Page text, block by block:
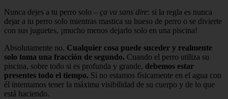
Nunca dejes a tu perro solo – ça va sans dire: si la regla es nunca
dejar a tu perro solo mientras mastica su hueso de perro o se divierte
con sus juguetes, ¡mucho menos dejarlo solo en una piscina!
Absolutamente no. Cualquier cosa puede suceder y realmente
solo toma una fracción de segundo. Cuando el perro utiliza su
piscina, sobre todo si es profunda y grande, debemos estar
presentes todo el tiempo. Si no estamos físicamente en el agua con
él intentamos tener la máxima visibilidad de su cuerpo y de lo que
está haciendo.